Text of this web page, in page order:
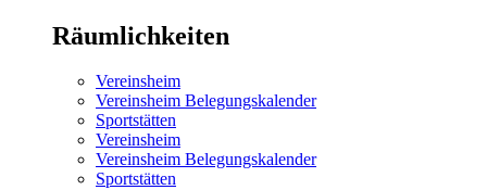
Räumlichkeiten
Vereinsheim
Vereinsheim Belegungskalender
Sportstätten
Vereinsheim
Vereinsheim Belegungskalender
Sportstätten